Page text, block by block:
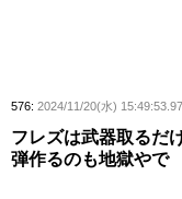
576: 2024/11/20(水) 15:49:53.97
フレズは武器取るだ
弾作るのも地獄やで